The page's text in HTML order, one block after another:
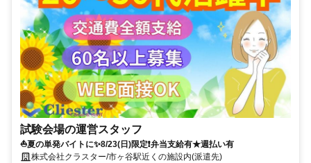
試験会場の運営スタッフ
⛵夏の単発バイトに✨8/23(日)限定❗弁当支給有★週払い有
株式会社クラスター/市ヶ谷駅近くの施設内(派遣先)